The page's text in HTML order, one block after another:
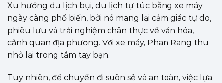
Xu hướng du lịch bụi, du lịch tự túc bằng xe máy
ngày càng phổ biến, bởi nó mang lại cảm giác tự do,
phiêu lưu và trải nghiệm chân thực về văn hóa,
cảnh quan địa phương. Với xe máy, Phan Rang thu
nhỏ lại trong tầm tay bạn.
Tuy nhiên, để chuyến đi suôn sẻ và an toàn, việc lựa